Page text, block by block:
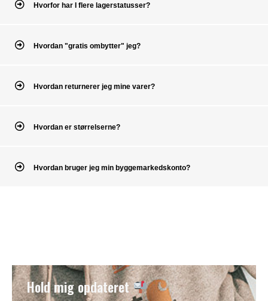
Hvorfor har I flere lagerstatusser?
Hvordan "gratis ombytter" jeg?
Hvordan returnerer jeg mine varer?
Hvordan er størrelserne?
Hvordan bruger jeg min byggemarkedskonto?
Hold mig opdateret